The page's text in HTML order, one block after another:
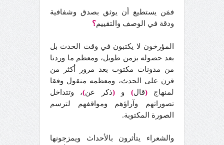
فمَن يستطيع أن يوثق بصدق وشفافية
ودقة في الوصف والتقييم؟
المؤرخون لا يكتبون في وقت الحدث بل
بعد حصوله بزمن طويل، ومعظم ما وردنا
من مدونات مكتوب بعد مرور أكثر من
قرن على الحدث، ومعظمه منقول وفقا
لمنهاج(قال) و(ذكر عن)، وتتداخل
تصوراتهم وآراؤهم ومواقفهم لترسم
الصورة المكتوبة.
والشعراء يتأثرون بالأحداث ويمزجونها